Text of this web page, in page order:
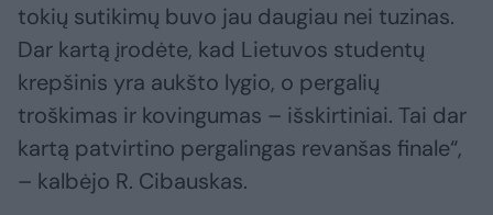
tokių sutikimų buvo jau daugiau nei tuzinas.
Dar kartą įrodėte, kad Lietuvos studentų
krepšinis yra aukšto lygio, o pergalių
troškimas ir kovingumas – išskirtiniai. Tai dar
kartą patvirtino pergalingas revanšas finale“,
– kalbėjo R. Cibauskas.